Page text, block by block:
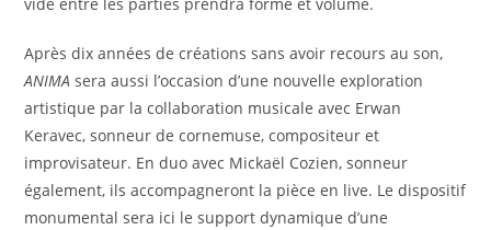
Après dix années de créations sans avoir recours au son,
ANIMA sera aussi l’occasion d’une nouvelle exploration
artistique par la collaboration musicale avec Erwan
Keravec, sonneur de cornemuse, compositeur et
improvisateur. En duo avec Mickaël Cozien, sonneur
également, ils accompagneront la pièce en live. Le dispositif
monumental sera ici le support dynamique d’une